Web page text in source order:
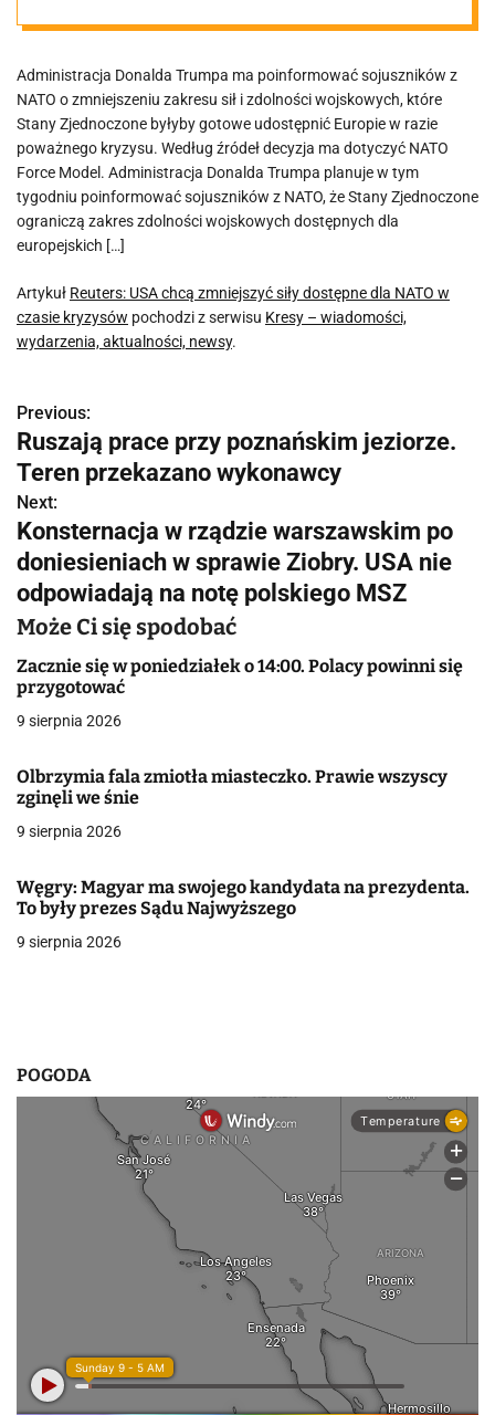
NATO w czasie
kryzysów
Administracja Donalda Trumpa ma poinformować sojuszników z
NATO o zmniejszeniu zakresu sił i zdolności wojskowych, które
Stany Zjednoczone byłyby gotowe udostępnić Europie w razie
poważnego kryzysu. Według źródeł decyzja ma dotyczyć NATO
Force Model. Administracja Donalda Trumpa planuje w tym
tygodniu poinformować sojuszników z NATO, że Stany Zjednoczone
ograniczą zakres zdolności wojskowych dostępnych dla
europejskich […]
Artykuł Reuters: USA chcą zmniejszyć siły dostępne dla NATO w
czasie kryzysów pochodzi z serwisu Kresy – wiadomości,
wydarzenia, aktualności, newsy.
N
a
w
i
g
a
c
j
w
p
i
s
Previous:
Ruszają prace przy poznańskim jeziorze.
Teren przekazano wykonawcy
Next:
Konsternacja w rządzie warszawskim po
doniesieniach w sprawie Ziobry. USA nie
odpowiadają na notę polskiego MSZ
Może Ci się spodobać
Zacznie się w poniedziałek o 14:00. Polacy powinni się
przygotować
9 sierpnia 2026
Olbrzymia fala zmiotła miasteczko. Prawie wszyscy
zginęli we śnie
9 sierpnia 2026
Węgry: Magyar ma swojego kandydata na prezydenta.
To były prezes Sądu Najwyższego
9 sierpnia 2026
POGODA